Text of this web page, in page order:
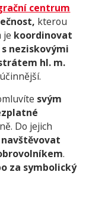
centrum
kterou
je koordinovat
neziskovými
hl. m.
svým
Do jejich
navštěvovat
.
za symbolický